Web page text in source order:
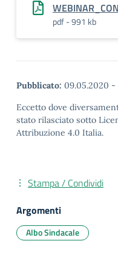
pdf - 991 kb
Pubblicato: 09.05.2020 -
Eccetto dove
stato rilasciato sotto
Attribuzione 4.0 Italia.
Stampa / Condividi
Argomenti
Albo Sindacale